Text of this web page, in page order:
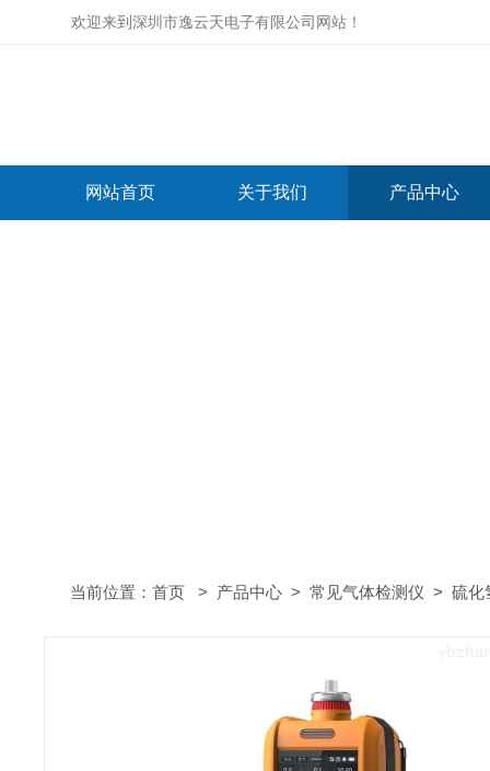
欢迎来到 深圳市逸云天电子有限公司网站 ！
网站首页 关于我们 产品中心
当前位置： 首页 > 产品中心 > 常见气体检测仪 > 硫化